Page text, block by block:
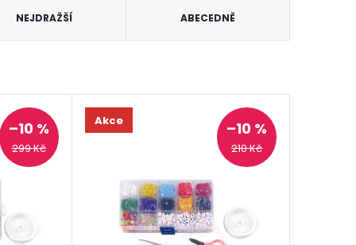
NEJDRAŽŠÍ ABECEDNĚ
299 Kč
–10 %
Akce
210 Kč
–10 %